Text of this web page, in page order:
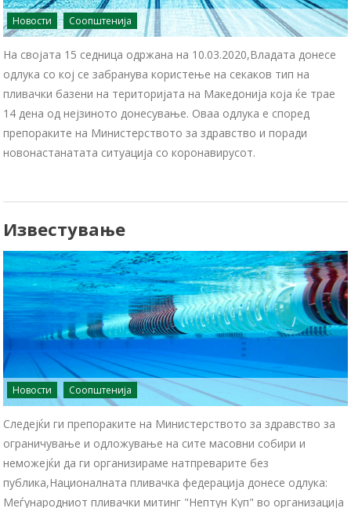
Новости Соопштенија
На својата 15 седница одржана на 10.03.2020,Владата донесе
одлука со кој се забранува користење на секаков тип на
пливачки базени на територијата на Македонија која ќе трае
14 дена од нејзиното донесување. Оваа одлука е според
препораките на Министерството за здравство и поради
новонастанатата ситуација со коронавирусот.
Известување
Новости Соопштенија
Следејќи ги препораките на Министерството за здравство за
ограничување и одложување на сите масовни собири и
неможејќи да ги организираме натпреварите без
публика,Националната пливачка федерација донесе одлука:
Меѓународниот пливачки митинг "Нептун Куп" во организација